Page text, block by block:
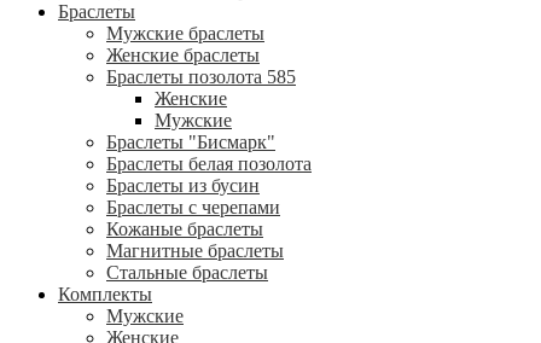
Браслеты
Мужские браслеты
Женские браслеты
Браслеты позолота 585
Женские
Мужские
Браслеты "Бисмарк"
Браслеты белая позолота
Браслеты из бусин
Браслеты с черепами
Кожаные браслеты
Магнитные браслеты
Стальные браслеты
Комплекты
Мужские
Женские